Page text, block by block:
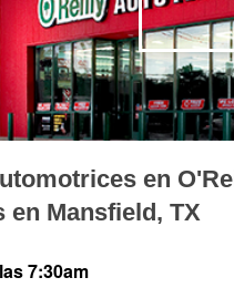
en
en Mansfield, TX
7:30am